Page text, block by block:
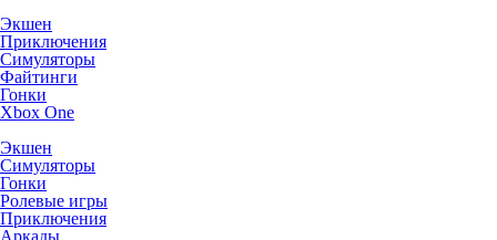
Экшен
Приключения
Симуляторы
Файтинги
Гонки
Xbox One
Экшен
Симуляторы
Гонки
Ролевые игры
Приключения
Аркады